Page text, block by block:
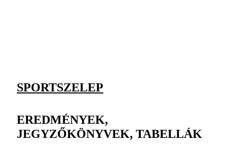
SPORTSZELEP
EREDMÉNYEK,
JEGYZŐKÖNYVEK, TABELLÁK